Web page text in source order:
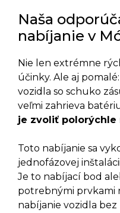
Naša
nabíjanie v
Nie len extrémne
účinky. Ale aj
vozidla so schuko
veľmi zahrieva
je zvoliť polorýchle
Toto nabíjanie sa
jednofázovej
Je to nabíjací bod
potrebnými prvkami
nabíjanie vozidla